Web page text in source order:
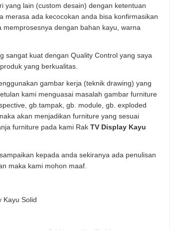
yang lain (custom desain) dengan ketentuan
merasa ada kecocokan anda bisa konfirmasikan
memprosesnya dengan bahan kayu, warna
sangat kuat dengan Quality Control yang saya
yang berkualitas.
gambar kerja (teknik drawing) yang
kami menguasai masalah gambar furniture
gb.tampak, gb. module, gb. exploded
akan menjadikan furniture yang sesuai
furniture pada kami Rak TV Display Kayu
kepada anda sekiranya ada penulisan
maka kami mohon maaf.
Kayu Solid
: Kayu Jati